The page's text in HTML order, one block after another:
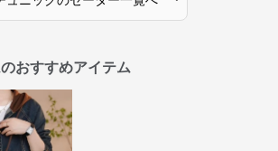
おすすめアイテム